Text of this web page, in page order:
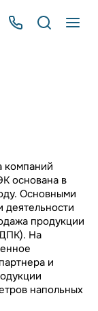
компаний
основана в
Основными
деятельности
продукции
На
и
напольных